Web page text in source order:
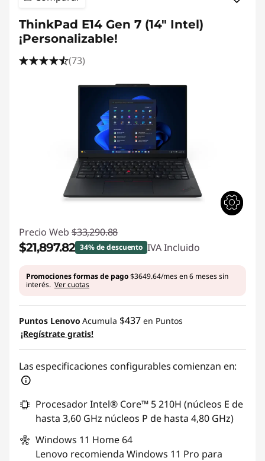
ThinkPad E14 Gen 7 (14" Intel)
¡Personalizable!
(73)
Precio Web $33,290.88
$21,897.82 34% de descuento IVA Incluido
Ahorros instantáneos :
Promociones formas de pago$3649.64/mes en 6 meses sin
interés. Ver cuotas
Puntos Lenovo Acumula $437 en Puntos
¡Regístrate gratis!
Las especificaciones configurables comienzan en:
Procesador Intel® Core™ 5 210H (núcleos E de
hasta 3,60 GHz núcleos P de hasta 4,80 GHz)
Windows 11 Home 64
Lenovo recomienda Windows 11 Pro para